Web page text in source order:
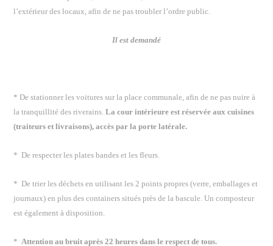
l’extérieur des locaux, afin de ne pas troubler l’ordre public.
Il est demandé
* De stationner les voitures sur la place communale, afin de ne pas nuire à
la tranquillité des riverains.La cour intérieure est réservée aux cuisines
(traiteurs et livraisons), accès par la porte latérale.
* De respecter les plates bandes et les fleurs.
* De trier les déchets en utilisant les 2 points propres (verre, emballages et
journaux) en plus des containers situés près de la bascule. Un composteur
est également à disposition.
*Attention au bruit après 22 heures dans le respect de tous.